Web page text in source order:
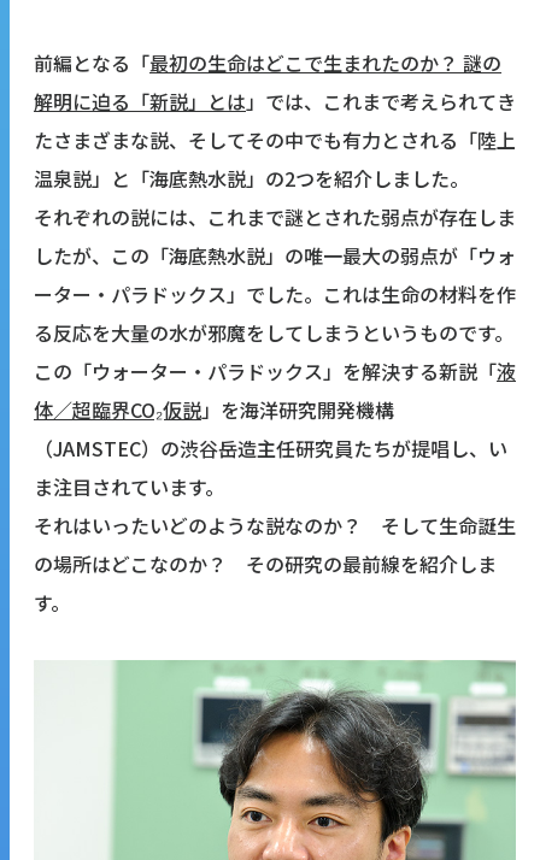
前編となる「最初の生命はどこで生まれたのか？ 謎の
解明に迫る「新説」とは 」では、これまで考えられてき
たさまざまな説、そしてその中でも有力とされる「陸上
温泉説」と「海底熱水説」の2つを紹介しました。
それぞれの説には、これまで謎とされた弱点が存在しま
したが、この「海底熱水説」の唯一最大の弱点が「ウォ
ーター・パラドックス」でした。これは生命の材料を作
る反応を大量の水が邪魔をしてしまうというものです。
この「ウォーター・パラドックス」を解決する新説「液
体／超臨界CO₂仮説」を海洋研究開発機構
（JAMSTEC）の渋谷岳造主任研究員たちが提唱し、い
ま注目されています。
それはいったいどのような説なのか？ そして生命誕生
の場所はどこなのか？ その研究の最前線を紹介しま
す。